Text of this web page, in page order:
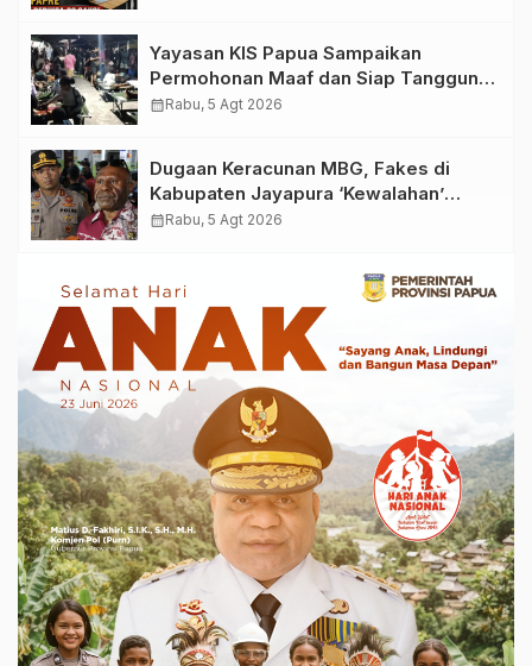
Yayasan KIS Papua Sampaikan
Permohonan Maaf dan Siap Tanggung
Biaya Korban Dugaan Keracunan MBG
calendar_monthRabu, 5 Agt 2026
Dugaan Keracunan MBG, Fakes di
Kabupaten Jayapura ‘Kewalahan’
Layani Ratusan Korban
calendar_monthRabu, 5 Agt 2026